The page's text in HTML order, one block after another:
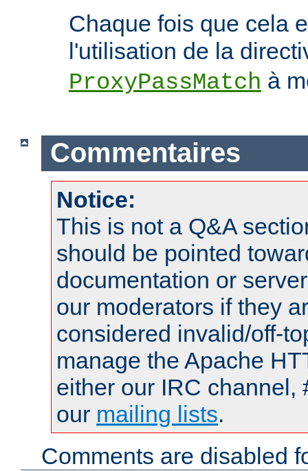
Chaque fois que cela
l'utilisation de la
ProxyPassMatch à
Commentaires
Notice:
This is not a Q&A
should be pointed
documentation or
our moderators if they
considered invalid/off-
manage the Apache
either our IRC channel,
our mailing lists.
Comments are disabled